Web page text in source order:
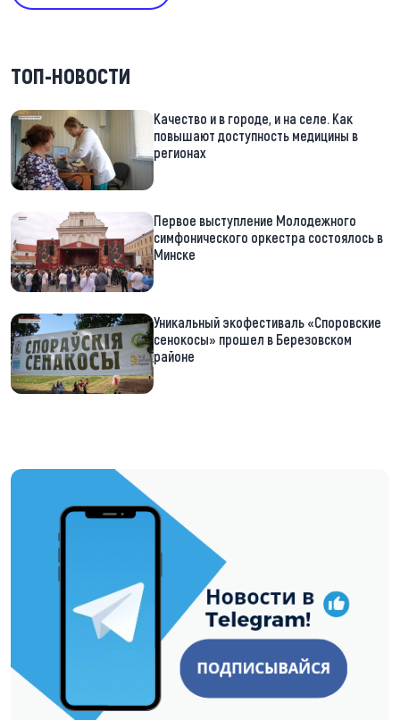
ТОП-НОВОСТИ
Качество и в городе, и на селе. Как
повышают доступность медицины в
регионах
Первое выступление Молодежного
симфонического оркестра состоялось в
Минске
Уникальный экофестиваль «Споровские
сенокосы» прошел в Березовском
районе
https://t.me/minskctvby